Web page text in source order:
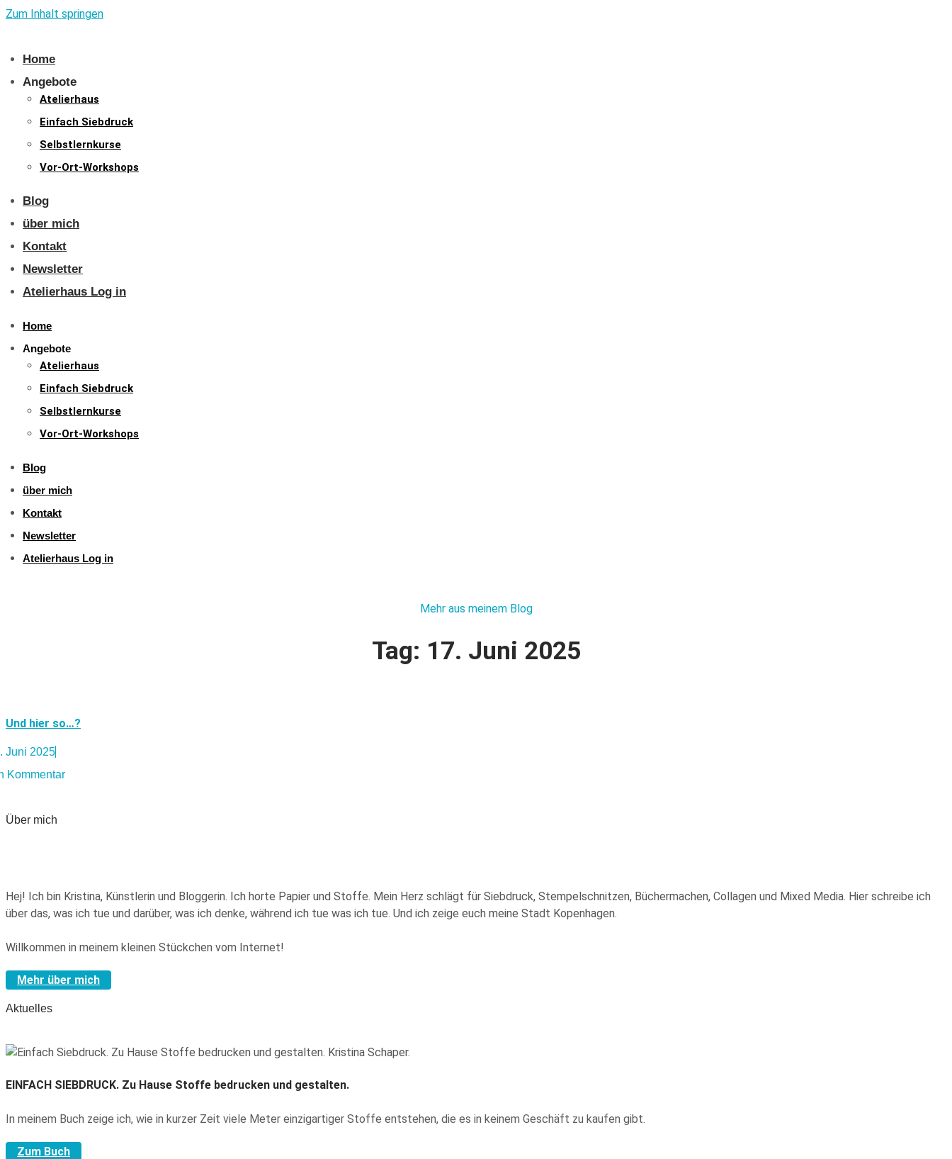
Zum Inhalt springen
Home
Angebote
Atelierhaus
Einfach Siebdruck
Selbstlernkurse
Vor-Ort-Workshops
Blog
über mich
Kontakt
Newsletter
Atelierhaus Log in
Home
Angebote
Atelierhaus
Einfach Siebdruck
Selbstlernkurse
Vor-Ort-Workshops
Blog
über mich
Kontakt
Newsletter
Atelierhaus Log in
Mehr aus meinem Blog
Tag: 17. Juni 2025
Und hier so…?
Juni 2025
Kommentar
Über mich
Hej! Ich bin Kristina, Künstlerin und Bloggerin. Ich horte Papier und Stoffe. Mein Herz schlägt für Siebdruck, Stempelschnitzen, Büchermachen, Collagen und Mixed Media. Hier schreibe ich
über das, was ich tue und darüber, was ich denke, während ich tue was ich tue. Und ich zeige euch meine Stadt Kopenhagen.
Willkommen in meinem kleinen Stückchen vom Internet!
Mehr über mich
Aktuelles
EINFACH SIEBDRUCK. Zu Hause Stoffe bedrucken und gestalten.
In meinem Buch zeige ich, wie in kurzer Zeit viele Meter einzigartiger Stoffe entstehen, die es in keinem Geschäft zu kaufen gibt.
Zum Buch